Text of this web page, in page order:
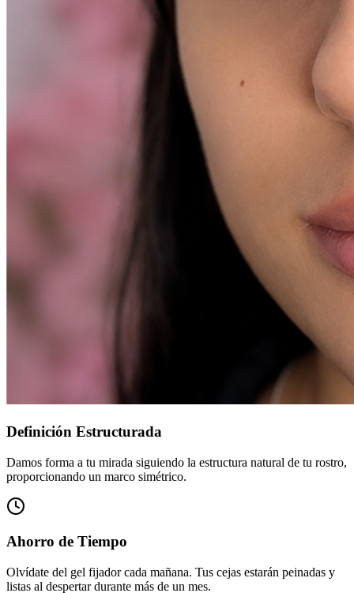
Definición Estructurada
Damos forma a tu mirada siguiendo la estructura natural de tu rostro,
proporcionando un marco simétrico.
Ahorro de Tiempo
Olvídate del gel fijador cada mañana. Tus cejas estarán peinadas y
listas al despertar durante más de un mes.